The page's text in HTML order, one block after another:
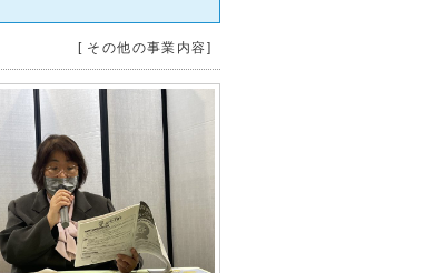
[ その他の事業内容]